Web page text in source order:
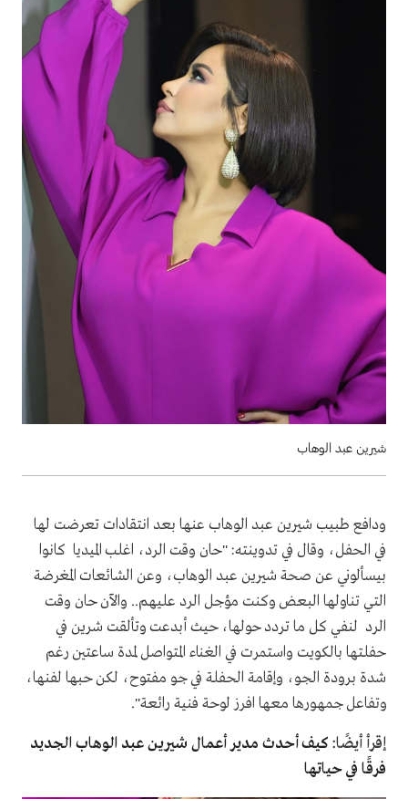
شيرين عبد الوهاب
ودافع طبيب شيرين عبد الوهاب عنها بعد انتقادات تعرضت لها
في الحفل، وقال في تدوينته: "حان وقت الرد، اغلب الميديا كانوا
بيسألوني عن صحة شيرين عبد الوهاب، وعن الشائعات المغرضة
التي تناولها البعض وكنت مؤجل الرد عليهم.. والآن حان وقت
الرد لنفي كل ما تردد حولها، حيث أبدعت وتألقت شرين في
حفلتها بالكويت واستمرت في الغناء المتواصل لمدة ساعتين رغم
شدة برودة الجو، وإقامة الحفلة في جو مفتوح، لكن حبها لفنها،
وتفاعل جمهورها معها افرز لوحة فنية رائعة".
إقرأ أيضًا: كيف أحدث مدير أعمال شيرين عبد الوهاب الجديد
فرقًا في حياتها